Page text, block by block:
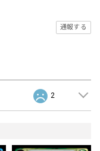
通報する
2